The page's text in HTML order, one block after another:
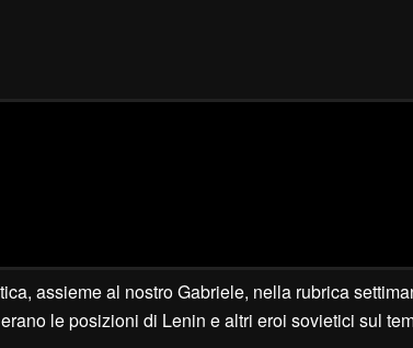
assieme al nostro Gabriele, nella rubrica
le posizioni di Lenin e altri eroi sovietici sul